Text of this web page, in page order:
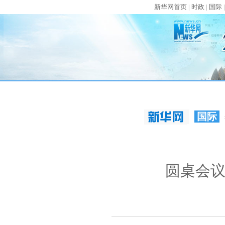
新华网首页 | 时政 | 国际
国际
圆桌会